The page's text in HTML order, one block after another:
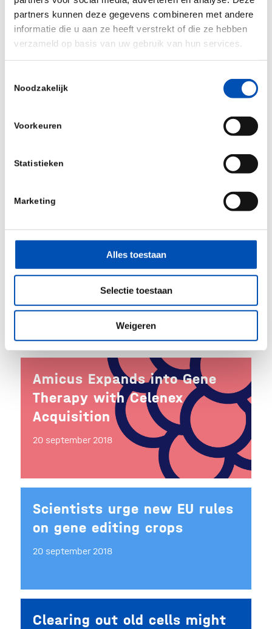
partners kunnen deze gegevens combineren met andere
informatie die u aan ze heeft verstrekt of die ze hebben
verzameld op basis van uw gebruik van hun services.
Noodzakelijk
Voorkeuren
Statistieken
Marketing
Alles toestaan
Selectie toestaan
Weigeren
Onderzoek: HPV-vaccin is
veilig
24 september 2018
HOLLANDBIO WELCOMES
NEW MEMBER
MSD ontvangt positieve
CHMP-opinie voor twee
nieuwe AIDS behandelingen
21 september 2018
Amicus Expands into Gene
Therapy with Celenex
Acquisition
20 september 2018
Scientists urge new EU rules
on gene editing crops
20 september 2018
Clearing out old cells might